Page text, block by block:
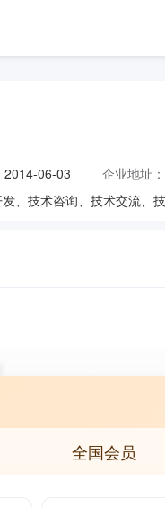
2014-06-03 企业地址：
全国会员